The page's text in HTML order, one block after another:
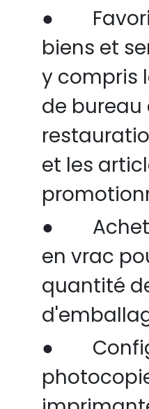
●
biens et
y compris
de bureau
et les
●
en vrac
quantité
●